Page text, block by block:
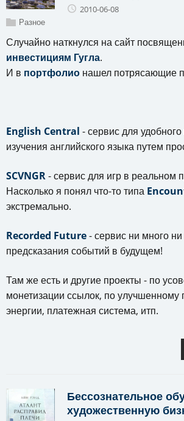
2010-06-08
Разное
Случайно наткнулся на сайт
инвестициям Гугла.
И в портфолио нашел потрясающие
English Central - сервис для
изучения английского языка путем
SCVNGR- сервис для игр в реальном
Насколько я понял что-то типа
экстремально.
Recorded Future- сервис ни много
предсказания событий в будущем!
Там же есть и другие проекты - по
монетизации ссылок, по улучшенному
энергии, платежная система, итп.
Бессознательное
художественную